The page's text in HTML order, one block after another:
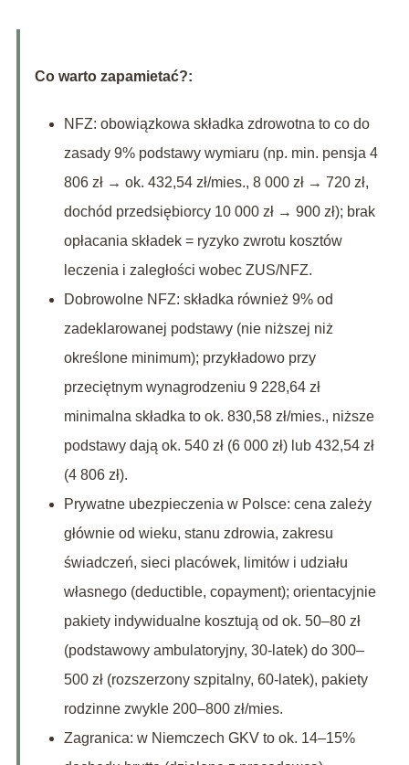
Co warto zapamietać?:
NFZ: obowiązkowa składka zdrowotna to co do
zasady 9% podstawy wymiaru (np. min. pensja 4
806 zł → ok. 432,54 zł/mies., 8 000 zł → 720 zł,
dochód przedsiębiorcy 10 000 zł → 900 zł); brak
opłacania składek = ryzyko zwrotu kosztów
leczenia i zaległości wobec ZUS/NFZ.
Dobrowolne NFZ: składka również 9% od
zadeklarowanej podstawy (nie niższej niż
określone minimum); przykładowo przy
przeciętnym wynagrodzeniu 9 228,64 zł
minimalna składka to ok. 830,58 zł/mies., niższe
podstawy dają ok. 540 zł (6 000 zł) lub 432,54 zł
(4 806 zł).
Prywatne ubezpieczenia w Polsce: cena zależy
głównie od wieku, stanu zdrowia, zakresu
świadczeń, sieci placówek, limitów i udziału
własnego (deductible, copayment); orientacyjnie
pakiety indywidualne kosztują od ok. 50–80 zł
(podstawowy ambulatoryjny, 30-latek) do 300–
500 zł (rozszerzony szpitalny, 60-latek), pakiety
rodzinne zwykle 200–800 zł/mies.
Zagranica: w Niemczech GKV to ok. 14–15%